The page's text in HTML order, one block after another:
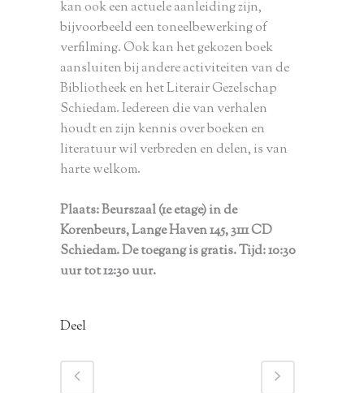
kan ook een actuele aanleiding zijn,
bijvoorbeeld een toneelbewerking of
verfilming. Ook kan het gekozen boek
aansluiten bij andere activiteiten van de
Bibliotheek en het Literair Gezelschap
Schiedam. Iedereen die van verhalen
houdt en zijn kennis over boeken en
literatuur wil verbreden en delen, is van
harte welkom.
Plaats: Beurszaal (1e etage) in de
Korenbeurs, Lange Haven 145, 3111 CD
Schiedam. De toegang is gratis. Tijd: 10:30
uur tot 12:30 uur.
Deel